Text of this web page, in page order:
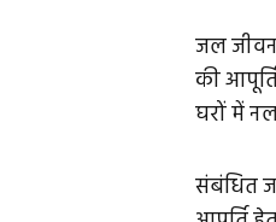
जल
की
घरों में
संबंधित